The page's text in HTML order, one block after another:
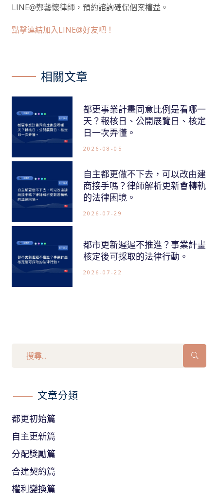
LINE@鄭藝懷律師，預約諮詢確保個案權益。
點擊連結加入LINE@好友吧！
相關文章
都更事業計畫同意比例是看哪一
天？報核日、公開展覽日、核定
日一次弄懂。
2026-08-05
自主都更做不下去，可以改由建
商接手嗎？律師解析更新會轉軌
的法律困境。
2026-07-29
都市更新遲遲不推進？事業計畫
核定後可採取的法律行動。
2026-07-22
文章分類
都更初始篇
自主更新篇
分配獎勵篇
合建契約篇
權利變換篇